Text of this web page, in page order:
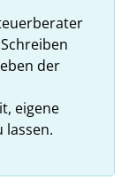
der
eigene
lassen.